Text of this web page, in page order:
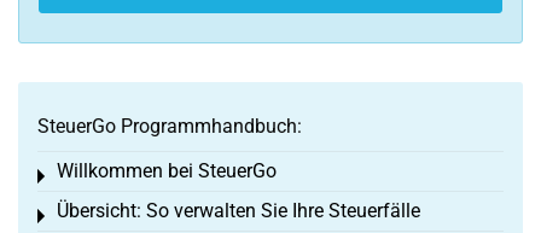
SteuerGo Programmhandbuch:
Willkommen bei SteuerGo
Toggle menu
Übersicht: So verwalten Sie Ihre Steuerfälle
Toggle menu